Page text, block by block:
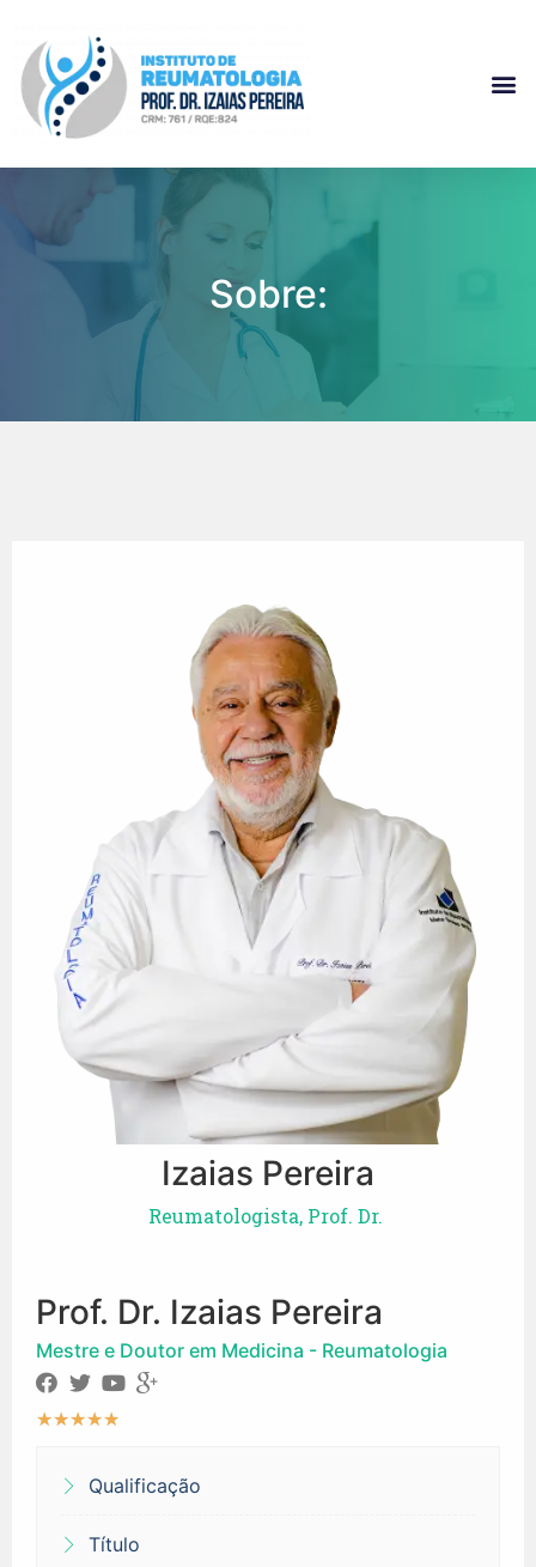
Sobre:
Izaias Pereira
Reumatologista, Prof. Dr.
Prof. Dr. Izaias Pereira
Mestre e Doutor em Medicina - Reumatologia
★★★★★
Qualificação
Título